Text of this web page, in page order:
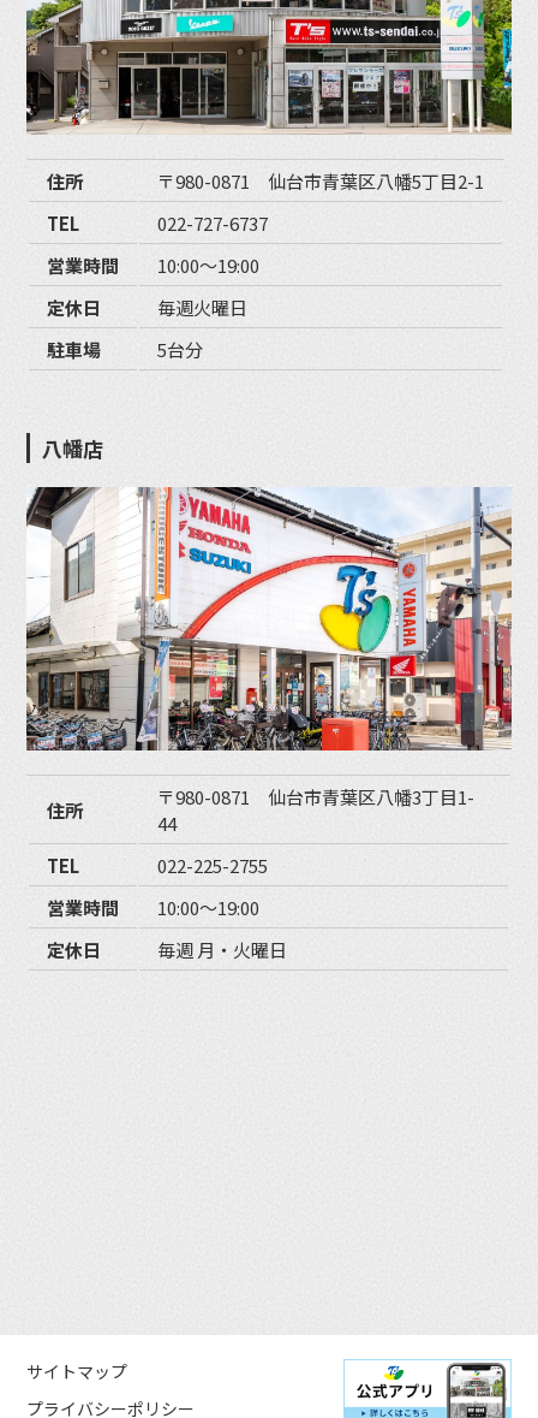
住所
〒980-0871 仙台市青葉区八幡5丁目2-1
TEL
022-727-6737
営業時間
10:00〜19:00
定休日
毎週火曜日
駐車場
5台分
八幡店
住所
〒980-0871 仙台市青葉区八幡3丁目1-
44
TEL
022-225-2755
営業時間
10:00〜19:00
定休日
毎週 月・火曜日
サイトマップ
プライバシーポリシー